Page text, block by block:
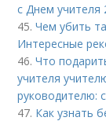
с Днем учителя
45.Чем убить
Интересные
46.Что
учителя
руководителю:
47. Как узнать